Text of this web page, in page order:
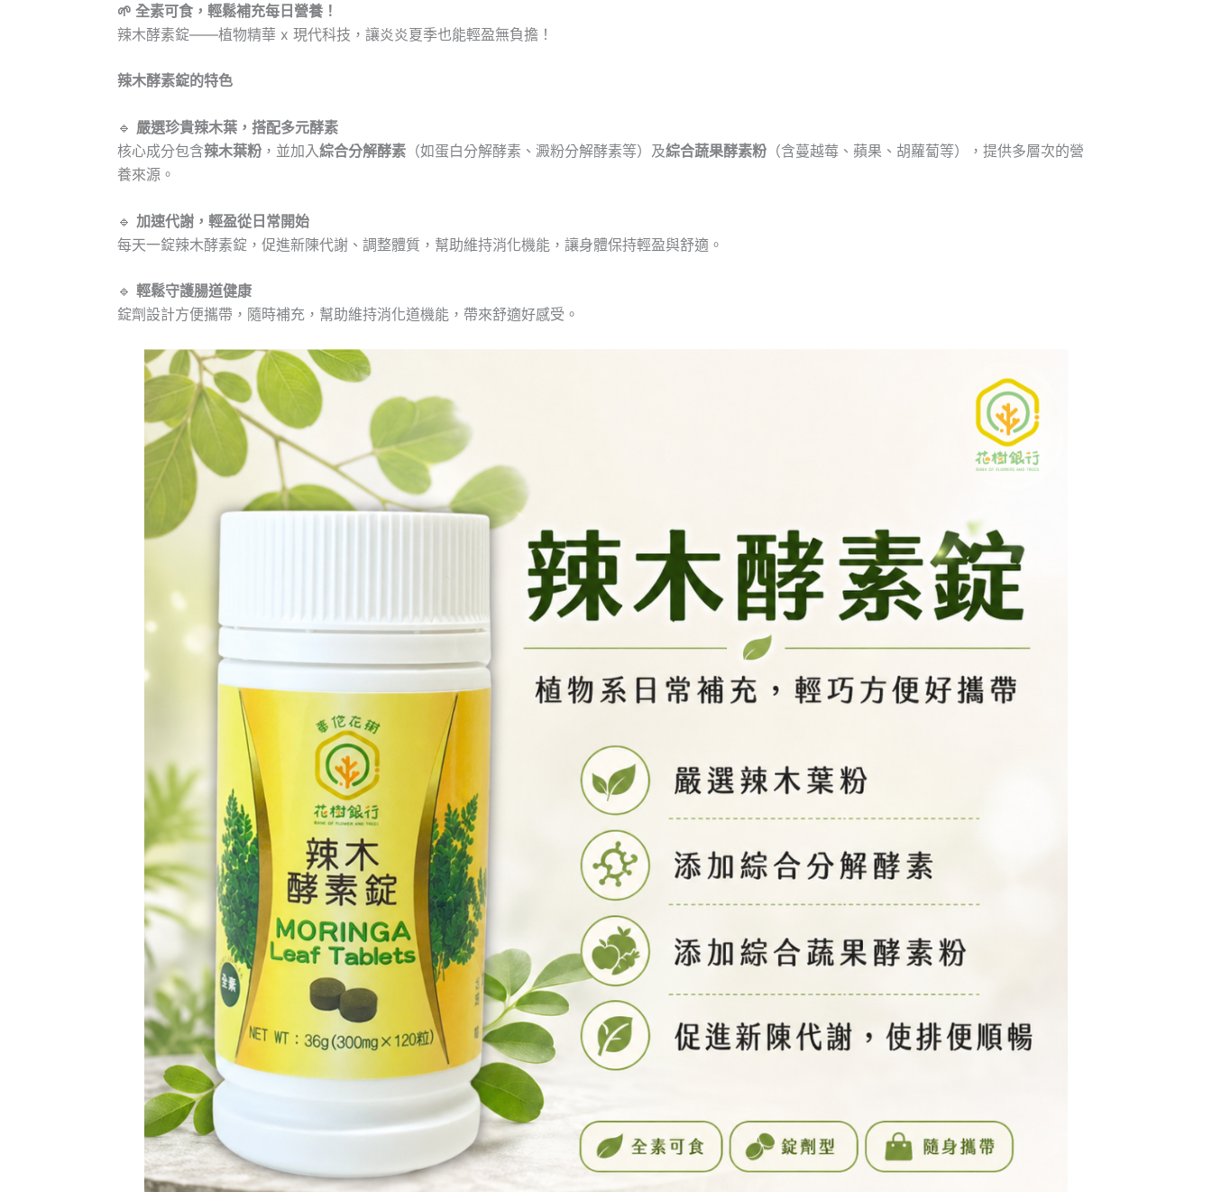
🌱 全素可食，輕鬆補充每日營養！
辣木酵素錠——植物精華 x 現代科技，讓炎炎夏季也能輕盈無負擔！
辣木酵素錠的特色
🔹 嚴選珍貴辣木葉，搭配多元酵素
核心成分包含辣木葉粉 ，並加入綜合分解酵素 （如蛋白分解酵素、澱粉分解酵素等）及綜合蔬果酵素粉 （含蔓越莓、蘋果、胡蘿蔔等），提供多層次的營
養來源。
🔹 加速代謝，輕盈從日常開始
每天一錠辣木酵素錠，促進新陳代謝、調整體質，幫助維持消化機能，讓身體保持輕盈與舒適。
🔹 輕鬆守護腸道健康
錠劑設計方便攜帶，隨時補充，幫助維持消化道機能，帶來舒適好感受。